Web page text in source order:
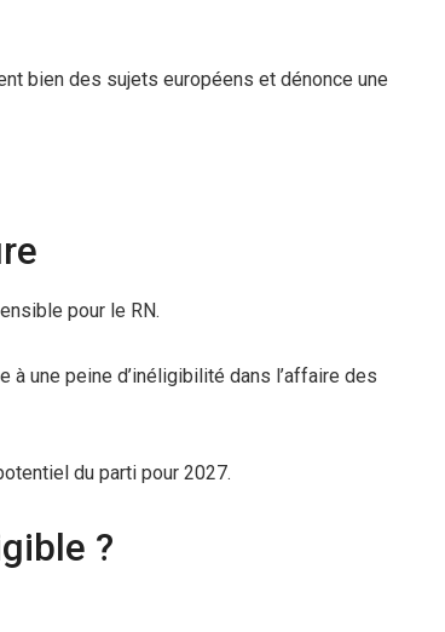
bien des sujets européens et dénonce une
pour le RN.
à une peine d’inéligibilité dans l’affaire des
du parti pour 2027.
?